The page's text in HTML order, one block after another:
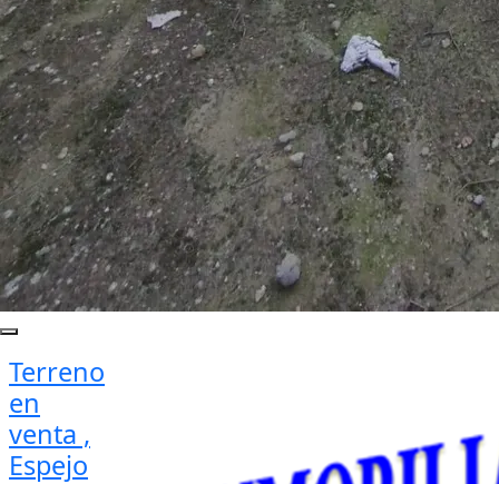
Terreno
en
venta ,
Espejo